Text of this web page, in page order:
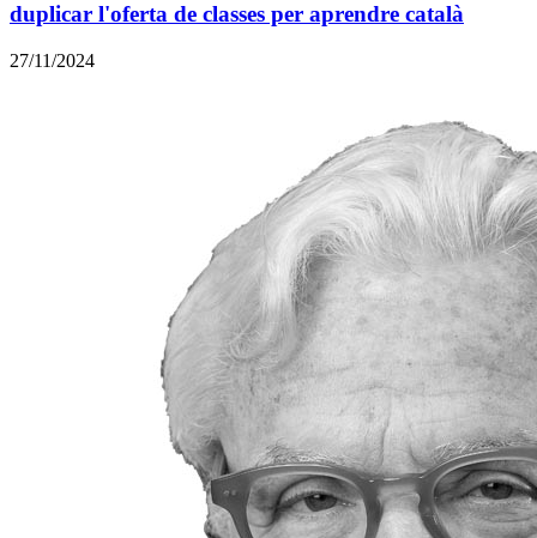
duplicar l'oferta de classes per aprendre català
27/11/2024